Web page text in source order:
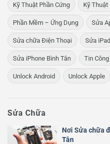
Kỹ Thuật Phần Cứng Kỹ Thuật
Phần Mềm – Ứng Dụng Sửa
Sửa chữa Điện Thoại Sửa
Sửa iPhone Bình Tân Tin
Unlock Android Unlock Apple
Sửa Chữa
Nơi Sửa chữa
Tân